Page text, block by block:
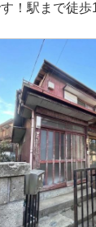
！駅まで徒歩